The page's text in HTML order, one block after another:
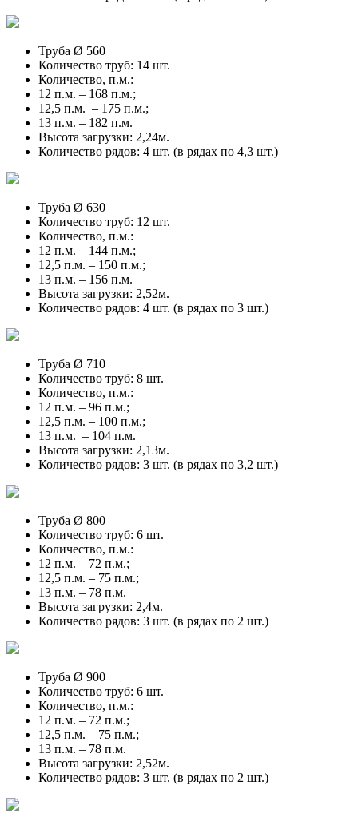
Труба Ø 560
Количество труб: 14 шт.
Количество, п.м.:
12 п.м. – 168 п.м.;
12,5 п.м. – 175 п.м.;
13 п.м. – 182 п.м.
Высота загрузки: 2,24м.
Количество рядов: 4 шт. (в рядах по 4,3 шт.)
Труба Ø 630
Количество труб: 12 шт.
Количество, п.м.:
12 п.м. – 144 п.м.;
12,5 п.м. – 150 п.м.;
13 п.м. – 156 п.м.
Высота загрузки: 2,52м.
Количество рядов: 4 шт. (в рядах по 3 шт.)
Труба Ø 710
Количество труб: 8 шт.
Количество, п.м.:
12 п.м. – 96 п.м.;
12,5 п.м. – 100 п.м.;
13 п.м. – 104 п.м.
Высота загрузки: 2,13м.
Количество рядов: 3 шт. (в рядах по 3,2 шт.)
Труба Ø 800
Количество труб: 6 шт.
Количество, п.м.:
12 п.м. – 72 п.м.;
12,5 п.м. – 75 п.м.;
13 п.м. – 78 п.м.
Высота загрузки: 2,4м.
Количество рядов: 3 шт. (в рядах по 2 шт.)
Труба Ø 900
Количество труб: 6 шт.
Количество, п.м.:
12 п.м. – 72 п.м.;
12,5 п.м. – 75 п.м.;
13 п.м. – 78 п.м.
Высота загрузки: 2,52м.
Количество рядов: 3 шт. (в рядах по 2 шт.)